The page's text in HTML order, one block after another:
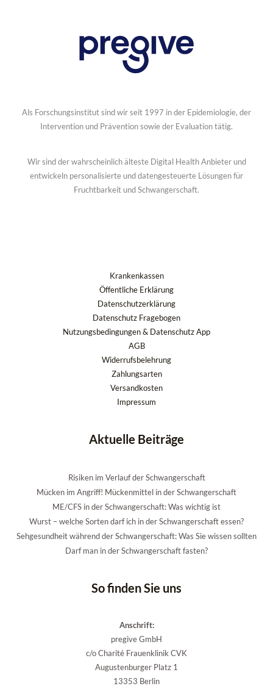
Als Forschungsinstitut sind wir seit 1997 in der Epidemiologie, der
Intervention und Prävention sowie der Evaluation tätig.
Wir sind der wahrscheinlich älteste Digital Health Anbieter und
entwickeln personalisierte und datengesteuerte Lösungen für
Fruchtbarkeit und Schwangerschaft.
Krankenkassen
Öffentliche Erklärung
Datenschutzerklärung
Datenschutz Fragebogen
Nutzungsbedingungen & Datenschutz App
AGB
Widerrufsbelehrung
Zahlungsarten
Versandkosten
Impressum
Aktuelle Beiträge
Risiken im Verlauf der Schwangerschaft
Mücken im Angriff! Mückenmittel in der Schwangerschaft
ME/CFS in der Schwangerschaft: Was wichtig ist
Wurst – welche Sorten darf ich in der Schwangerschaft essen?
Sehgesundheit während der Schwangerschaft: Was Sie wissen sollten
Darf man in der Schwangerschaft fasten?
So finden Sie uns
Anschrift:
pregive GmbH
c/o Charité Frauenklinik CVK
Augustenburger Platz 1
13353 Berlin